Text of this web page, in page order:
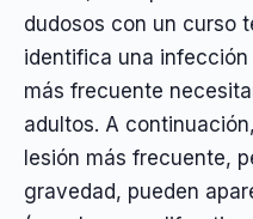
dudosos con un curso
identifica una
más frecuente
adultos. A
lesión más frecuente,
gravedad, pueden